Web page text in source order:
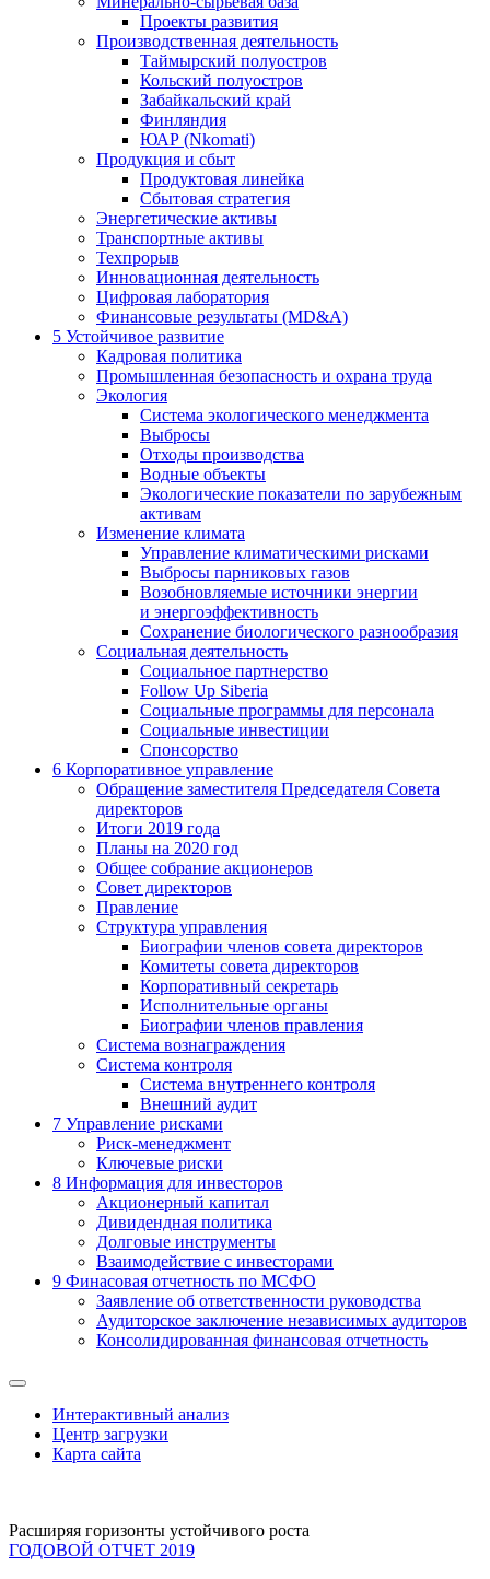
Проекты развития
Производственная деятельность
Таймырский полуостров
Кольский полуостров
Забайкальский край
Финляндия
ЮАР (Nkomati)
Продукция и сбыт
Продуктовая линейка
Сбытовая стратегия
Энергетические активы
Транспортные активы
Техпрорыв
Инновационная деятельность
Цифровая лаборатория
Финансовые результаты (MD&A)
5 Устойчивое развитие
Кадровая политика
Промышленная безопасность и охрана труда
Экология
Система экологического менеджмента
Выбросы
Отходы производства
Водные объекты
Экологические показатели по зарубежным
активам
Изменение климата
Управление климатическими рисками
Выбросы парниковых газов
Возобновляемые источники энергии
и энергоэффективность
Сохранение биологического разнообразия
Социальная деятельность
Социальное партнерство
Follow Up Siberia
Социальные программы для персонала
Социальные инвестиции
Спонсорство
6 Корпоративное управление
Обращение заместителя Председателя Совета
директоров
Итоги 2019 года
Планы на 2020 год
Общее собрание акционеров
Совет директоров
Правление
Структура управления
Биографии членов совета директоров
Комитеты совета директоров
Корпоративный секретарь
Исполнительные органы
Биографии членов правления
Система вознаграждения
Система контроля
Система внутреннего контроля
Внешний аудит
7 Управление рисками
Риск-менеджмент
Ключевые риски
8 Информация для инвесторов
Акционерный капитал
Дивидендная политика
Долговые инструменты
Взаимодействие с инвеcторами
9 Финасовая отчетность по МСФО
Заявление об ответственности руководства
Аудиторское заключение независимых аудиторов
Консолидированная финансовая отчетность
Интерактивный анализ
Центр загрузки
Карта сайта
Расширяя горизонты устойчивого роста
ГОДОВОЙ ОТЧЕТ 2019